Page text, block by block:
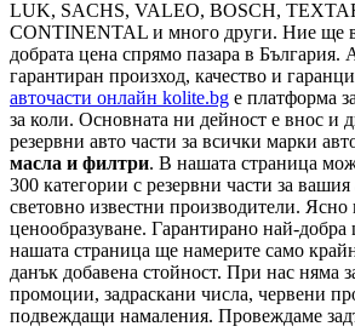
LUK, SACHS, VALEO, BOSCH,
CONTINENTAL и много други. Ние ще
добрата цена спрямо пазара в България.
гарантиран произход, качество и
авточасти онлайн kolite.bg е платформа
за коли. Основната ни дейност е внос и
резервни авто части за всички марки
масла и филтри. В нашата страница
300 категории с резервни части за вашия
световно известни производители.
ценообразуване. Гарантирано най-добра
нашата страница ще намерите само
данък добавена стойност. При нас няма
промоции, задраскани числа, червени
подвеждащи намаления. Провеждаме